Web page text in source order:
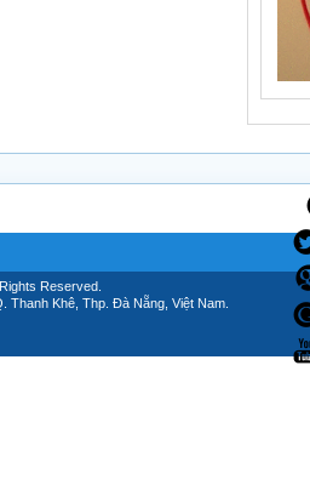
Reserved.
Thanh Khê, Thp. Đà Nẵng, Việt Nam.